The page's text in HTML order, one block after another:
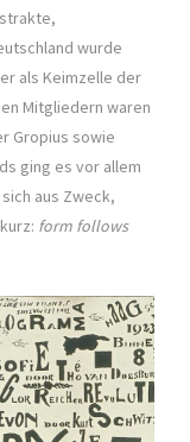
wurde
als Keimzelle der
Mitgliedern waren
Gropius sowie
ging es vor allem
aus Zweck,
form follows